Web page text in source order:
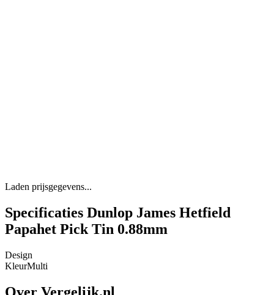
Laden prijsgegevens...
Specificaties Dunlop James Hetfield
Papahet Pick Tin 0.88mm
Design
KleurMulti